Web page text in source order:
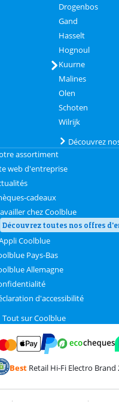
Drogenbos
Gand
Hasselt
Hognoul
Kuurne
Malines
Olen
Schoten
Wilrijk
Découvrez
assortiment
web d'entreprise
cadeaux
chez Coolblue
Découvrez toutes nos offres
Coolblue
Pays-Bas
Allemagne
d'accessibilité
Tout sur Coolblue
et Visa via ClickToPay
Payer avec PayPal
BestRetail Hi-Fi Electro Brand